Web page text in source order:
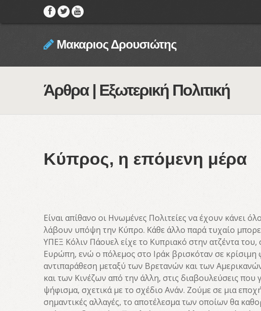
Μακαριος Δρουσιώτης
Άρθρα | Εξωτερική Πολιτική
Κύπρος, η επόμενη μέρα
Είναι απίθανο οι Ηνωμένες Πολιτείες να έχουν κάνει
λάβουν υπόψη την Κύπρο. Κάθε άλλο παρά τυχαίο
ΥΠΕΞ Κόλιν Πάουελ είχε το Κυπριακό στην ατζέντα
Ευρώπη, ενώ ο πόλεμος στο Ιράκ βρισκόταν σε κρίσιμη
αντιπαράθεση μεταξύ των Βρετανών και των
και των Κινέζων από την άλλη, στις διαβουλεύσεις που
ψήφισμα, σχετικά με το σχέδιο Ανάν. Ζούμε σε μια
σημαντικές αλλαγές, το αποτέλεσμα των οποίων θα